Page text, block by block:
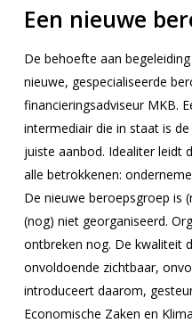
Een nieuwe
De behoefte aan
nieuwe, gespecialiseerde
financieringsadviseur MKB.
intermediair die in staat is
juiste aanbod. Idealiter leidt
alle betrokkenen:
De nieuwe beroepsgroep is
(nog) niet georganiseerd.
ontbreken nog. De kwaliteit
onvoldoende zichtbaar,
introduceert daarom,
Economische Zaken en